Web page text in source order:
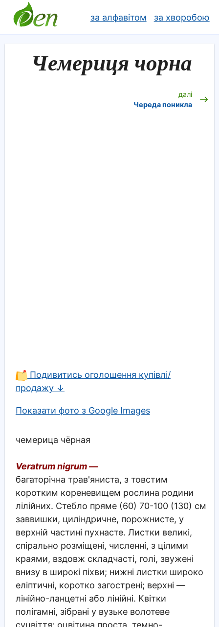
за алфавітом за хворобою
Чемериця чорна
далі
Череда поникла
Подивитись оголошення купівлі/
продажу ↓
Показати фото з Google Images
чемерица чёрная
Veratrum nigrum —
багаторічна трав'яниста, з товстим
коротким кореневищем рослина родини
лілійних. Стебло пряме (60) 70-100 (130) см
заввишки, циліндричне, порожнисте, у
верхній частині пухнасте. Листки великі,
спірально розміщені, численні, з цілими
краями, вздовж складчасті, голі, звужені
внизу в широкі піхви; нижні листки широко
еліптичні, коротко загострені; верхні —
лінійно-ланцетні або лінійні. Квітки
полігамні, зібрані у вузьке волотеве
суцвіття; оцвітина проста, темно-